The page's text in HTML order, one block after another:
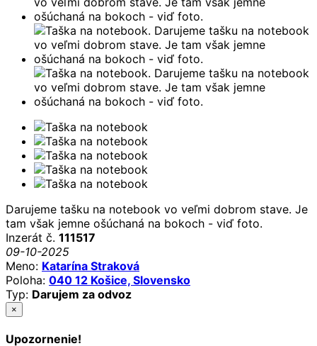
Darujeme tašku na notebook vo veľmi dobrom stave. Je
tam však jemne ošúchaná na bokoch - viď foto.
Inzerát č. 111517
09-10-2025
Meno: Katarína Straková
Poloha: 040 12 Košice, Slovensko
Typ: Darujem za odvoz
×
Upozornenie!